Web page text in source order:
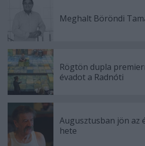
Meghalt Böröndi
Rögtön dupla
évadot a Radnóti
Augusztusban jön az
hete